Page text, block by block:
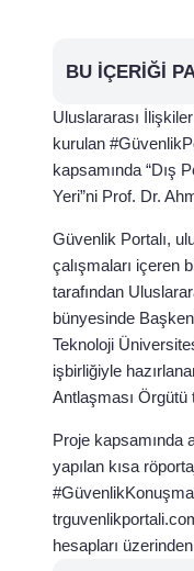
BU İÇERIĞI
Uluslararası
kurulan
kapsamında “Dış
Yeri”ni Prof. Dr.
Güvenlik Portalı,
çalışmaları içeren
tarafından
bünyesinde
Teknoloji
işbirliğiyle
Antlaşması Örgütü
Proje kapsamında
yapılan kısa
hesapları